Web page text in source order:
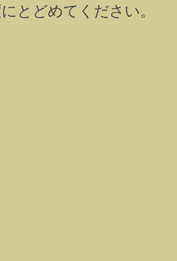
とどめてください。